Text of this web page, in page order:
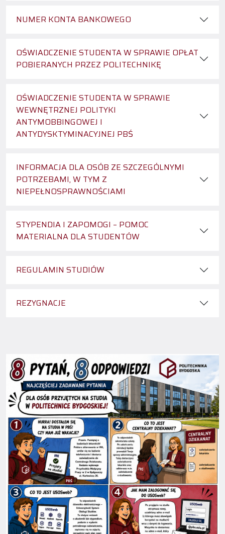
NUMER KONTA BANKOWEGO
OŚWIADCZENIE STUDENTA W SPRAWIE OPŁAT
POBIERANYCH PRZEZ POLITECHNIKĘ
OŚWIADCZENIE STUDENTA W SPRAWIE
WEWNĘTRZNEJ POLITYKI
ANTYMOBBINGOWEJ I
ANTYDYSKTYMINACYJNEJ PBŚ
INFORMACJA DLA OSÓB ZE SZCZEGÓLNYMI
POTRZEBAMI, W TYM Z
NIEPEŁNOSPRAWNOŚCIAMI
STYPENDIA I ZAPOMOGI – POMOC
MATERIALNA DLA STUDENTÓW
REGULAMIN STUDIÓW
REZYGNACJE